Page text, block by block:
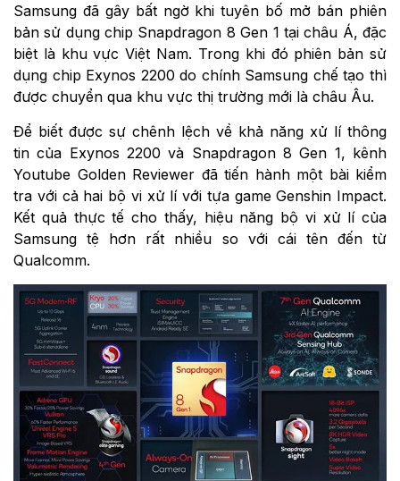
Samsung đã gây bất ngờ khi tuyên bố mở bán phiên
bản sử dụng chip Snapdragon 8 Gen 1 tại châu Á, đặc
biệt là khu vực Việt Nam. Trong khi đó phiên bản sử
dụng chip Exynos 2200 do chính Samsung chế tạo thì
được chuyển qua khu vực thị trường mới là châu Âu.
Để biết được sự chênh lệch về khả năng xử lí thông
tin của Exynos 2200 và Snapdragon 8 Gen 1, kênh
Youtube Golden Reviewer đã tiến hành một bài kiểm
tra với cả hai bộ vi xử lí với tựa game Genshin Impact.
Kết quả thực tế cho thấy, hiệu năng bộ vi xử lí của
Samsung tệ hơn rất nhiều so với cái tên đến từ
Qualcomm.